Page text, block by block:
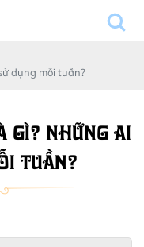
dụng mỗi tuần?
GÌ? NHỮNG AI
TUẦN?